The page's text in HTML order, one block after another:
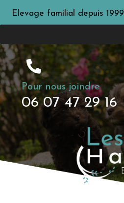
Elevage familial depuis 1999
Pour nous joindre
06 07 47 29 16